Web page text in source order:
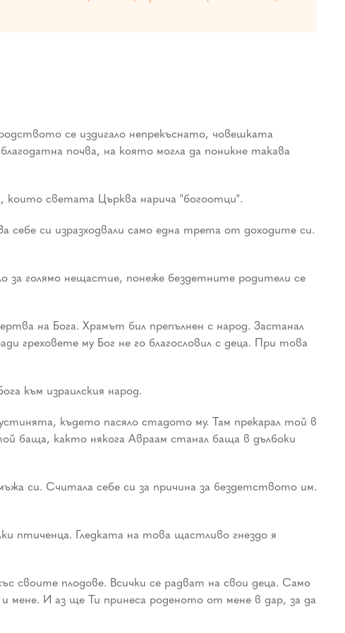
се издигало непрекъснато, човешката
почва, на която могла да поникне такава
които светата Църква нарича "богоотци".
си изразходвали само една трета от доходите си.
за голямо нещастие, понеже бездетните родители се
на Бога. Храмът бил препълнен с народ. Застанал
греховете му Бог не го благословил с деца. При това
към израилския народ.
където пасяло стадото му. Там прекарал той в
баща, както някога Авраам станал баща в дълбоки
си. Считала себе си за причина за бездетството им.
птиченца. Гледката на това щастливо гнездо я
своите плодове. Всички се радват на свои деца. Само
мене. И аз ще Ти принеса роденото от мене в дар, за да